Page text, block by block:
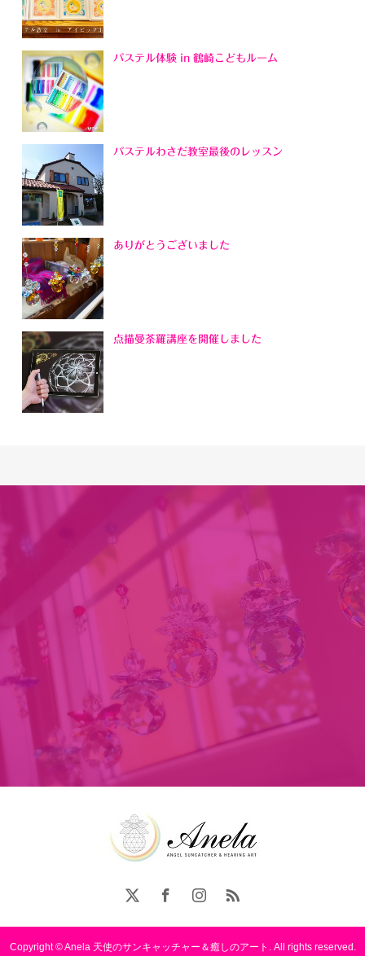
パステル体験 in 鶴崎こどもルーム
パステルわさだ教室最後のレッスン
ありがとうございました
点描曼荼羅講座を開催しました
Copyright © Anela 天使のサンキャッチャー＆癒しのアート. All rights reserved.